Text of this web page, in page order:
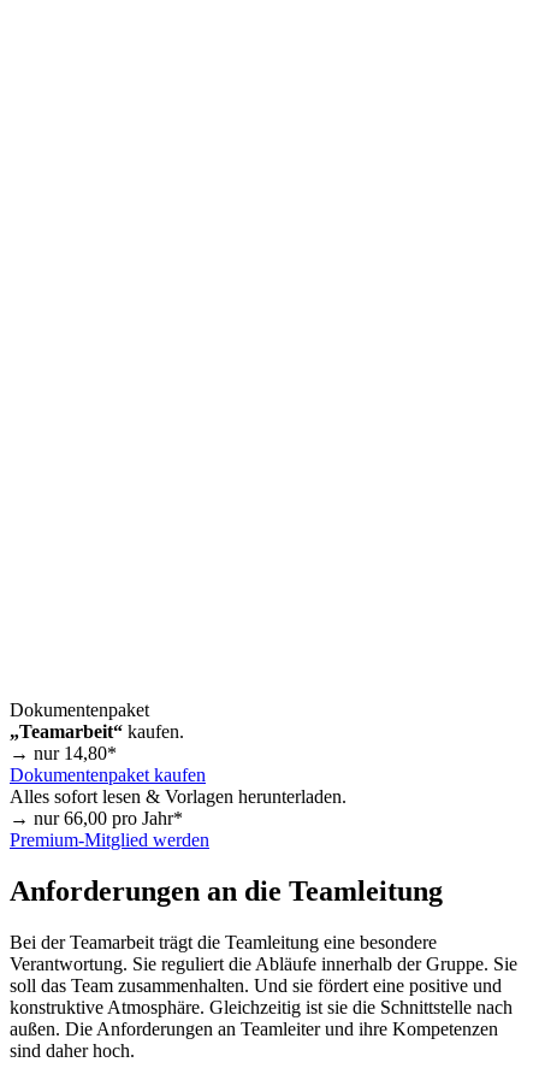
Dokumentenpaket
„Teamarbeit“ kaufen.
→ nur 14,80*
Dokumentenpaket kaufen
Alles sofort lesen & Vorlagen herunterladen.
→ nur66,00 pro Jahr*
Premium-Mitglied werden
Anforderungen an die Teamleitung
Bei der Teamarbeit trägt die Teamleitung eine besondere
Verantwortung. Sie reguliert die Abläufe innerhalb der Gruppe. Sie
soll das Team zusammenhalten. Und sie fördert eine positive und
konstruktive Atmosphäre. Gleichzeitig ist sie die Schnittstelle nach
außen. Die Anforderungen an Teamleiter und ihre Kompetenzen
sind daher hoch.